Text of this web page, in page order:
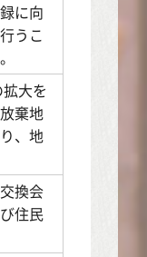
に向
うこ
大を
棄地
、地
換会
住民